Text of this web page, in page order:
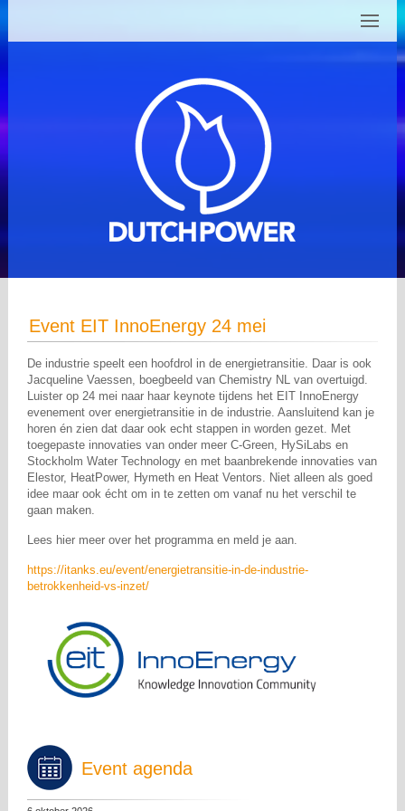
Event EIT InnoEnergy 24 mei
De industrie speelt een hoofdrol in de energietransitie. Daar is ook
Jacqueline Vaessen, boegbeeld van Chemistry NL van overtuigd.
Luister op 24 mei naar haar keynote tijdens het EIT InnoEnergy
evenement over energietransitie in de industrie. Aansluitend kan je
horen én zien dat daar ook echt stappen in worden gezet. Met
toegepaste innovaties van onder meer C-Green, HySiLabs en
Stockholm Water Technology en met baanbrekende innovaties van
Elestor, HeatPower, Hymeth en Heat Ventors. Niet alleen als goed
idee maar ook écht om in te zetten om vanaf nu het verschil te
gaan maken.
Lees hier meer over het programma en meld je aan.
https://itanks.eu/event/energietransitie-in-de-industrie-
betrokkenheid-vs-inzet/
Event agenda